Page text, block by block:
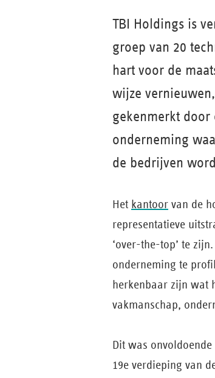
TBI Holdings is
groep van 20
hart voor de
wijze
gekenmerkt door
onderneming
de bedrijven
Het kantoor van de
representatieve
‘over-the-top’ te
onderneming te
herkenbaar zijn wat
vakmanschap,
Dit was
19e verdieping van